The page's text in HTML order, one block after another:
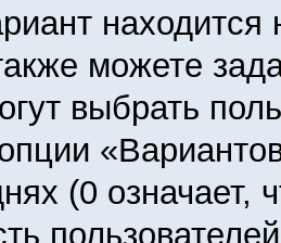
находится
можете
выбрать
(0 означает,